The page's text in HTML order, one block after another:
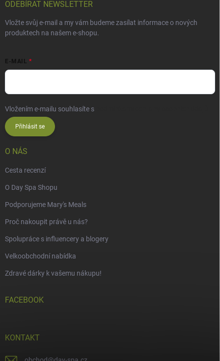
ODEBÍRAT NEWSLETTER
Vložte svůj e-mail a my vám budeme zasílat informace o nových
produktech na našem e-shopu.
E-MAIL
Vložením e-mailu souhlasíte s
Přihlásit se
O NÁS
Cesta recenzí
O Day Spa Shopu
Podporujeme Mary's Meals
Proč nakoupit právě u nás?
Spolupráce s influencery a blogery
Velkoobchodní nabídka
Zdravé dárky k vašemu nákupu!
FACEBOOK
KONTAKT